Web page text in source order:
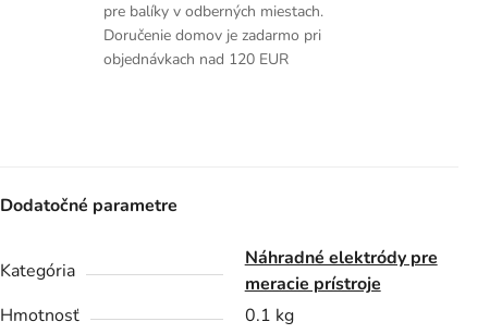
pre balíky v odberných miestach.
Doručenie domov je zadarmo pri
objednávkach nad 120 EUR
Dodatočné parametre
Kategória
Náhradné elektródy pre
meracie prístroje
Hmotnosť
0.1 kg